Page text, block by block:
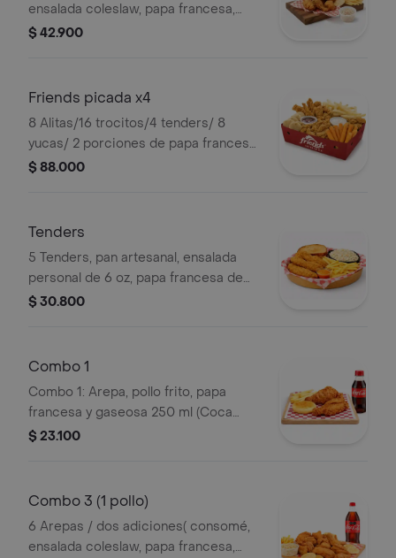
ensalada coleslaw, papa francesa,
yuca, arroz o frijoles), gaseosa 1 lt.
$ 42.900
Friends picada x4
8 Alitas/16 trocitos/4 tenders/ 8
yucas/ 2 porciones de papa francesa
110g/4 arepas/6 mieles/4 salsas
$ 88.000
Tenders
5 Tenders, pan artesanal, ensalada
personal de 6 oz, papa francesa de
110 g y salsa de la casa.
$ 30.800
Combo 1
Combo 1: Arepa, pollo frito, papa
francesa y gaseosa 250 ml (Coca
Cola original, Coca Cola Zero, Quatro,
$ 23.100
Combo 3 (1 pollo)
6 Arepas / dos adiciones( consomé,
ensalada coleslaw, papa francesa,